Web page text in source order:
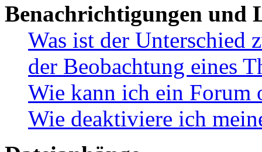
Benachrichtigungen und
Was ist der Unterschied
der Beobachtung eines
Wie kann ich ein Forum
Wie deaktiviere ich